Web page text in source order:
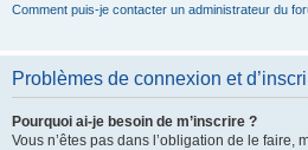
Comment puis-je contacter un administrateur du
Problèmes de connexion et
Pourquoi ai-je besoin de m’inscrire ?
Vous n’êtes pas dans l’obligation de le faire,